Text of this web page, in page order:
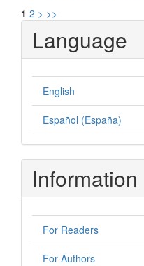
1 2 > >>
Language
English
Español (España)
Information
For Readers
For Authors